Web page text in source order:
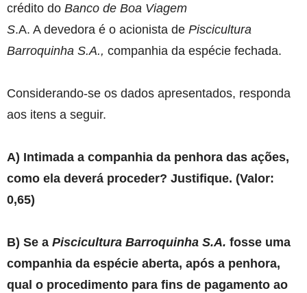
crédito do Banco de Boa Viagem
S.A. A devedora é o acionista de Piscicultura
Barroquinha S.A., companhia da espécie fechada.
Considerando-se os dados apresentados, responda
aos itens a seguir.
A) Intimada a companhia da penhora das ações,
como ela deverá proceder? Justifique. (Valor:
0,65)
B) Se a Piscicultura Barroquinha S.A. fosse uma
companhia da espécie aberta, após a penhora,
qual o procedimento para fins de pagamento ao